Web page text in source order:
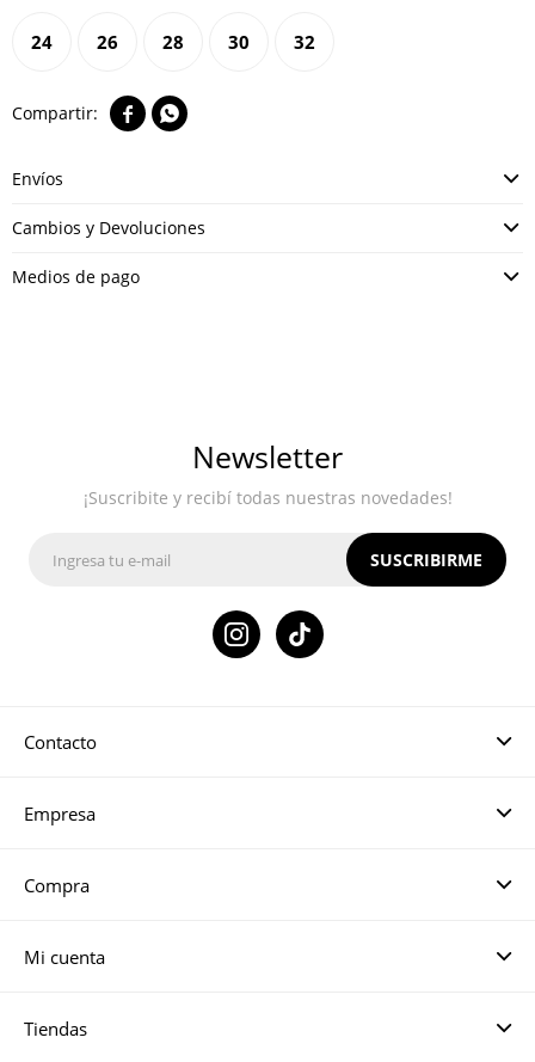
24 26 28 30 32
 
Envíos
Cambios y Devoluciones
Medios de pago
Contacto
Empresa
Compra
Mi cuenta
Tiendas
Newsletter
¡Suscribite y recibí todas nuestras novedades!
SUSCRIBIRME
